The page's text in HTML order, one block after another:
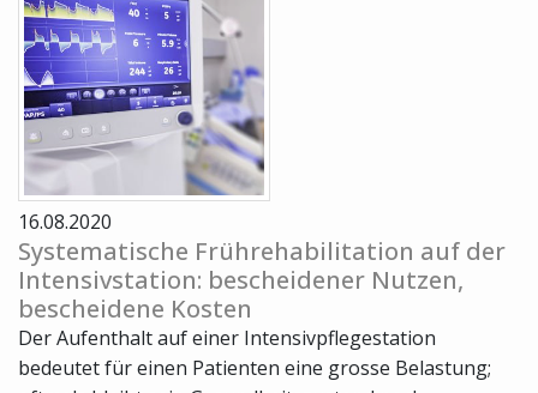
16.08.2020
Systematische Frührehabilitation auf der
Intensivstation: bescheidener Nutzen,
bescheidene Kosten
Der Aufenthalt auf einer Intensivpflegestation
bedeutet für einen Patienten eine grosse Belastung;